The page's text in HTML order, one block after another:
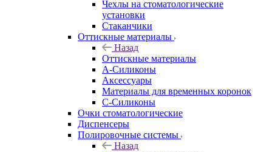
Чехлы на стоматологические
установки
Стаканчики
Оттискные материалы
Назад
Оттискные материалы
А-Силиконы
Аксессуары
Материалы для временных коронок
С-Силиконы
Очки стоматологические
Диспенсеры
Полировочные системы
Назад